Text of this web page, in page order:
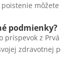
podmienky?
príspevok z
zdravotnej